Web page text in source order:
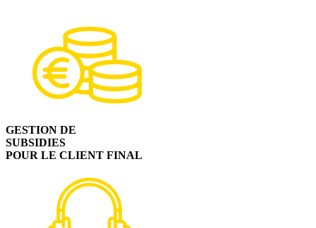
GESTION DE
SUBSIDIES
POUR LE CLIENT FINAL